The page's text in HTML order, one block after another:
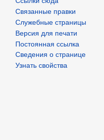
Связанные правки
Служебные страницы
Версия для печати
Постоянная ссылка
Сведения о странице
Узнать свойства